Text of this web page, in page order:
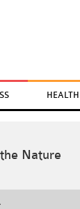
HEALTH
Nature
.